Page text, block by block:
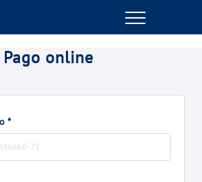
Menu
Pago online
*